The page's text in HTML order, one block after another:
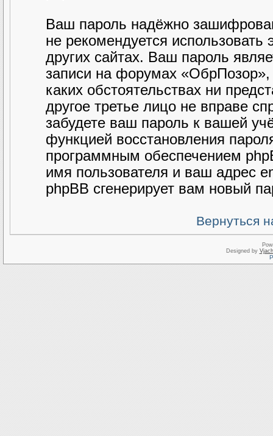
Ваш пароль надёжно
не рекомендуется
других сайтах. Ваш пароль
записи на форумах «ОбрПозор»,
каких обстоятельствах ни
другое третье лицо не вправе
забудете ваш пароль к вашей
функцией восстановления
программным обеспечением
имя пользователя и ваш адрес
phpBB сгенерирует вам новый
Вернуться
Designed by